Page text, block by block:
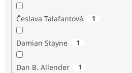
Česlava Talafantová 1
Damian Stayne 1
Dan B. Allender 1